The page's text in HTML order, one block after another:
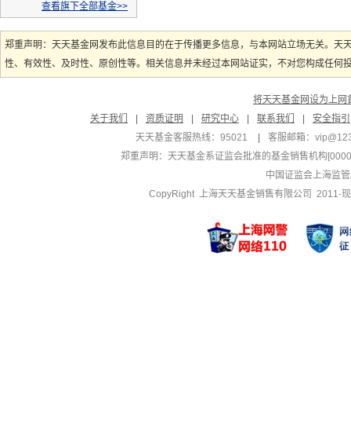
置混合A查看旗下全部基金>>
郑重声明：天天基金网发布此信息目的在于传播更多信息，与本网站立场无关。
性、有效性、及时性、原创性等。相关信息并未经过本网站证实，不对您构成任
将天天基金网设为上网
关于我们
资质证明 研究中心 联系我们
安全指引
天天基金客服热线：95021
客服邮箱：
郑重声明： 天天基金系证监会批准的基金销售机构
中国证监会上海监
CopyRight 上海天天基金销售有限公司 2011-